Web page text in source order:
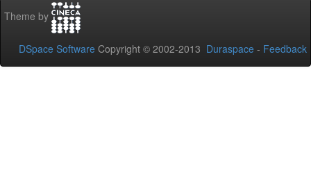
Theme by
DSpace Software Copyright © 2002-2013 Duraspace - Feedback